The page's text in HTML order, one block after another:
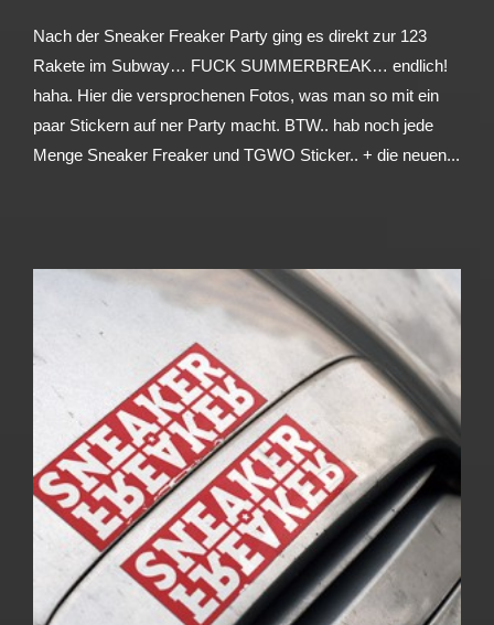
Nach der Sneaker Freaker Party ging es direkt zur 123
Rakete im Subway… FUCK SUMMERBREAK… endlich!
haha. Hier die versprochenen Fotos, was man so mit ein
paar Stickern auf ner Party macht. BTW.. hab noch jede
Menge Sneaker Freaker und TGWO Sticker.. + die neuen...